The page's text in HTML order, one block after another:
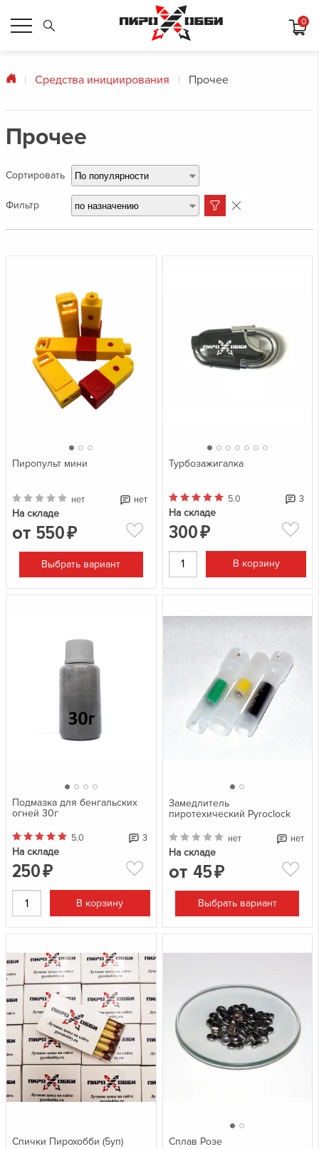
0
Средства инициирования Прочее
Прочее
Сортировать По популярности
Фильтр по назначению
Пиропульт мини
нет нет
На складе
от 550₽
Выбрать вариант
Турбозажигалка
5.0 3
На складе
300₽
В корзину
Подмазка для бенгальских
огней 30г
5.0 3
На складе
250₽
В корзину
Замедлитель
пиротехический Pyroclock
нет нет
На складе
от 45₽
Выбрать вариант
Спички Пирохобби (5уп) Сплав Розе